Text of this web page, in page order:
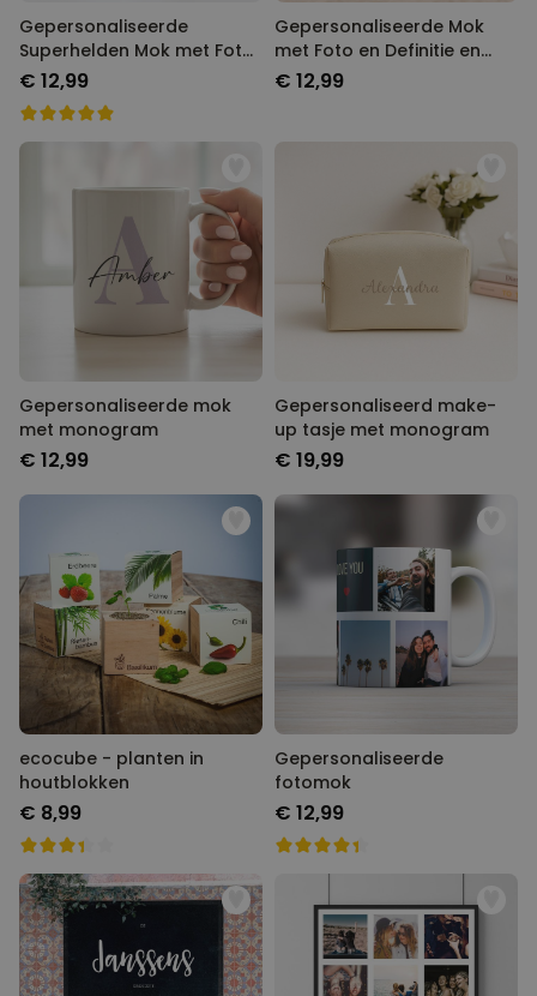
Gepersonaliseerde
Superhelden Mok met Foto
Gezicht
€ 12,99
Gepersonaliseerde Mok
met Foto en Definitie en
Hart-handvat
€ 12,99
Gepersonaliseerde mok
met monogram
€ 12,99
Gepersonaliseerd make-
up tasje met monogram
€ 19,99
ecocube - planten in
houtblokken
€ 8,99
Gepersonaliseerde
fotomok
€ 12,99